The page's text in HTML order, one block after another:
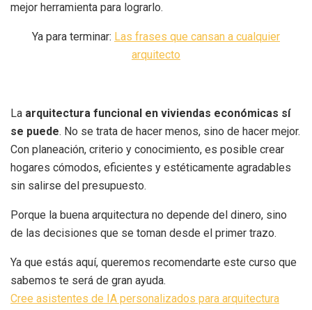
mejor herramienta para lograrlo.
Ya para terminar: Las frases que cansan a cualquier
arquitecto
La arquitectura funcional en viviendas económicas sí
se puede. No se trata de hacer menos, sino de hacer mejor.
Con planeación, criterio y conocimiento, es posible crear
hogares cómodos, eficientes y estéticamente agradables
sin salirse del presupuesto.
Porque la buena arquitectura no depende del dinero, sino
de las decisiones que se toman desde el primer trazo.
Ya que estás aquí, queremos recomendarte este curso que
sabemos te será de gran ayuda.
Cree asistentes de IA personalizados para arquitectura